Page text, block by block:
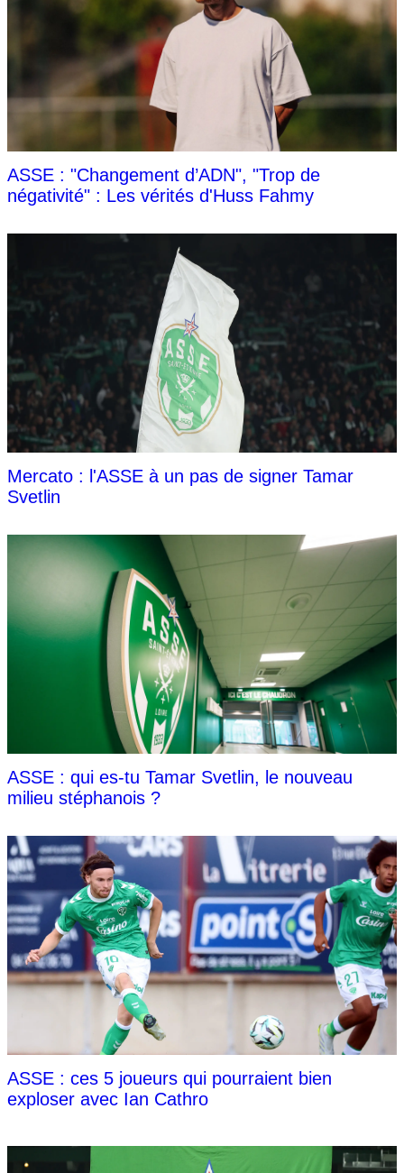
ASSE : "Changement d’ADN", "Trop de
négativité" : Les vérités d'Huss Fahmy
Mercato : l'ASSE à un pas de signer Tamar
Svetlin
ASSE : qui es-tu Tamar Svetlin, le nouveau
milieu stéphanois ?
ASSE : ces 5 joueurs qui pourraient bien
exploser avec Ian Cathro